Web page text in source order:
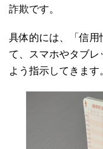
詐欺です。
具体的には、「信用
て、スマホやタブ
よう指示してきます